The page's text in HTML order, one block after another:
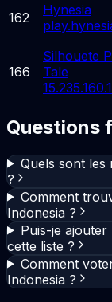
162
Hynesia
166
Silhouete
Tale
Questions
Quels sont les
?
Comment
Indonesia ?
Puis-je
cette liste ?
Comment
Indonesia ?